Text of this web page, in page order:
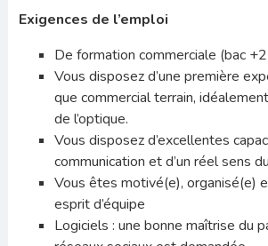
Exigences de l’emploi
De formation commerciale (bac
Vous disposez d’une première
que commercial terrain,
de l’optique.
Vous disposez d’excellentes
communication et d’un réel sens
Vous êtes motivé(e), organisé(e)
esprit d’équipe
Logiciels : une bonne maîtrise du